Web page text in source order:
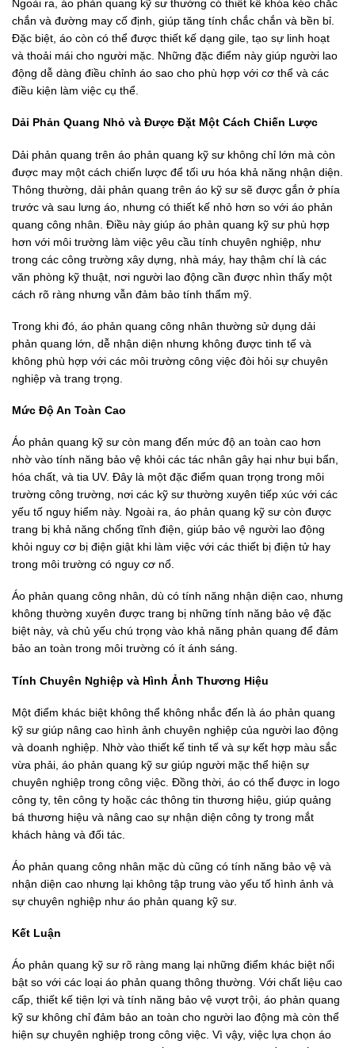
Ngoài ra, áo phản quang kỹ sư thường có thiết kế khóa kéo chắc
chắn và đường may cố định, giúp tăng tính chắc chắn và bền bỉ.
Đặc biệt, áo còn có thể được thiết kế dạng gile, tạo sự linh hoạt
và thoải mái cho người mặc. Những đặc điểm này giúp người lao
động dễ dàng điều chỉnh áo sao cho phù hợp với cơ thể và các
điều kiện làm việc cụ thể.
Dải Phản Quang Nhỏ và Được Đặt Một Cách Chiến Lược
Dải phản quang trên áo phản quang kỹ sư không chỉ lớn mà còn
được may một cách chiến lược để tối ưu hóa khả năng nhận diện.
Thông thường, dải phản quang trên áo kỹ sư sẽ được gắn ở phía
trước và sau lưng áo, nhưng có thiết kế nhỏ hơn so với áo phản
quang công nhân. Điều này giúp áo phản quang kỹ sư phù hợp
hơn với môi trường làm việc yêu cầu tính chuyên nghiệp, như
trong các công trường xây dựng, nhà máy, hay thậm chí là các
văn phòng kỹ thuật, nơi người lao động cần được nhìn thấy một
cách rõ ràng nhưng vẫn đảm bảo tính thẩm mỹ.
Trong khi đó, áo phản quang công nhân thường sử dụng dải
phản quang lớn, dễ nhận diện nhưng không được tinh tế và
không phù hợp với các môi trường công việc đòi hỏi sự chuyên
nghiệp và trang trọng.
Mức Độ An Toàn Cao
Áo phản quang kỹ sư còn mang đến mức độ an toàn cao hơn
nhờ vào tính năng bảo vệ khỏi các tác nhân gây hại như bụi bẩn,
hóa chất, và tia UV. Đây là một đặc điểm quan trọng trong môi
trường công trường, nơi các kỹ sư thường xuyên tiếp xúc với các
yếu tố nguy hiểm này. Ngoài ra, áo phản quang kỹ sư còn được
trang bị khả năng chống tĩnh điện, giúp bảo vệ người lao động
khỏi nguy cơ bị điện giật khi làm việc với các thiết bị điện tử hay
trong môi trường có nguy cơ nổ.
Áo phản quang công nhân, dù có tính năng nhận diện cao, nhưng
không thường xuyên được trang bị những tính năng bảo vệ đặc
biệt này, và chủ yếu chú trọng vào khả năng phản quang để đảm
bảo an toàn trong môi trường có ít ánh sáng.
Tính Chuyên Nghiệp và Hình Ảnh Thương Hiệu
Một điểm khác biệt không thể không nhắc đến là áo phản quang
kỹ sư giúp nâng cao hình ảnh chuyên nghiệp của người lao động
và doanh nghiệp. Nhờ vào thiết kế tinh tế và sự kết hợp màu sắc
vừa phải, áo phản quang kỹ sư giúp người mặc thể hiện sự
chuyên nghiệp trong công việc. Đồng thời, áo có thể được in logo
công ty, tên công ty hoặc các thông tin thương hiệu, giúp quảng
bá thương hiệu và nâng cao sự nhận diện công ty trong mắt
khách hàng và đối tác.
Áo phản quang công nhân mặc dù cũng có tính năng bảo vệ và
nhận diện cao nhưng lại không tập trung vào yếu tố hình ảnh và
sự chuyên nghiệp như áo phản quang kỹ sư.
Kết Luận
Áo phản quang kỹ sư rõ ràng mang lại những điểm khác biệt nổi
bật so với các loại áo phản quang thông thường. Với chất liệu cao
cấp, thiết kế tiện lợi và tính năng bảo vệ vượt trội, áo phản quang
kỹ sư không chỉ đảm bảo an toàn cho người lao động mà còn thể
hiện sự chuyên nghiệp trong công việc. Vì vậy, việc lựa chọn áo